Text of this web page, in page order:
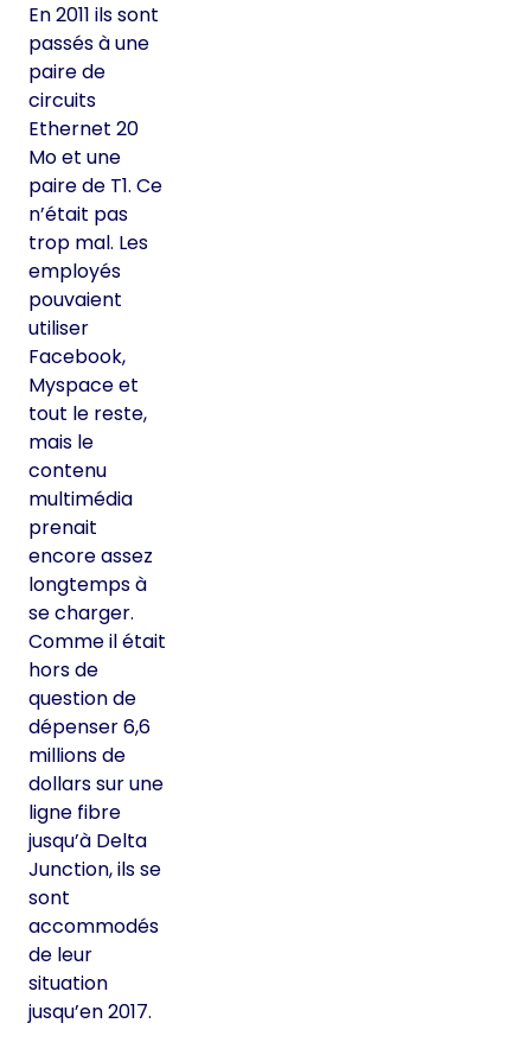
En 2011 ils sont
passés à une
paire de
circuits
Ethernet 20
Mo et une
paire de T1. Ce
n’était pas
trop mal. Les
employés
pouvaient
utiliser
Facebook,
Myspace et
tout le reste,
mais le
contenu
multimédia
prenait
encore assez
longtemps à
se charger.
Comme il était
hors de
question de
dépenser 6,6
millions de
dollars sur une
ligne fibre
jusqu’à Delta
Junction, ils se
sont
accommodés
de leur
situation
jusqu’en 2017.